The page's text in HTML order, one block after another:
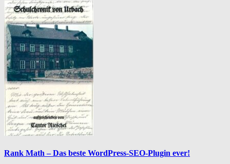
Rank Math – Das beste WordPress-SEO-Plugin ever!